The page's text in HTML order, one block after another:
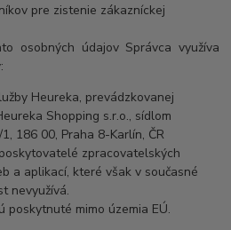
pre zistenie zákazníckej
osobných údajov Správca využíva
Heureka, prevádzkovanej
Shopping s.r.o., sídlom
186 00, Praha 8-Karlín, ČR
zpracovatelských
a aplikací, které však v současné
nevyužívá.
poskytnuté mimo územia EÚ.